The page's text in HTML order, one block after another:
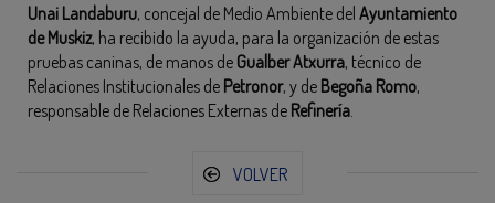
Unai Landaburu, concejal de Medio Ambiente del Ayuntamiento
de Muskiz, ha recibido la ayuda, para la organización de estas
pruebas caninas, de manos de Gualber Atxurra, técnico de
Relaciones Institucionales de Petronor, y de Begoña Romo,
responsable de Relaciones Externas de Refinería
VOLVER